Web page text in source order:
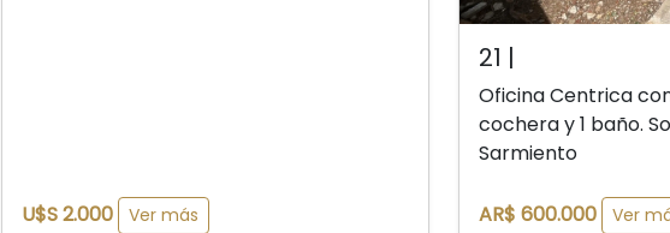
U$S 2.000 Ver más
21 |
Oficina Centrica
cochera y 1 baño.
Sarmiento
AR$ 600.000 Ver